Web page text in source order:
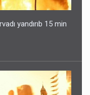
yandırıb 15 min